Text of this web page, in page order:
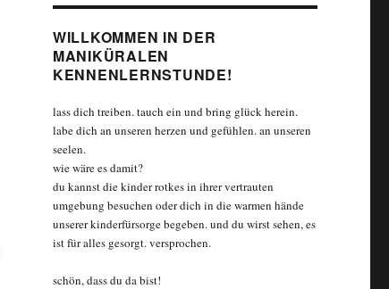
WILLKOMMEN IN DER
MANIKÜRALEN
KENNENLERNSTUNDE!
lass dich treiben. tauch ein und bring glück herein.
labe dich an unseren herzen und gefühlen. an unseren
seelen.
wie wäre es damit?
du kannst die kinder rotkes in ihrer vertrauten
umgebung besuchen oder dich in die warmen hände
unserer kinderfürsorge begeben. und du wirst sehen, es
ist für alles gesorgt. versprochen.
schön, dass du da bist!